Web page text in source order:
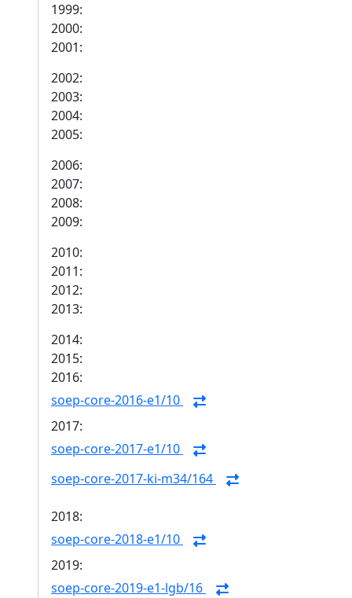
1999:
2000:
2001:
2002:
2003:
2004:
2005:
2006:
2007:
2008:
2009:
2010:
2011:
2012:
2013:
2014:
2015:
2016:
soep-core-2016-e1/10
2017:
soep-core-2017-e1/10
soep-core-2017-ki-m34/164
2018:
soep-core-2018-e1/10
2019:
soep-core-2019-e1-lgb/16